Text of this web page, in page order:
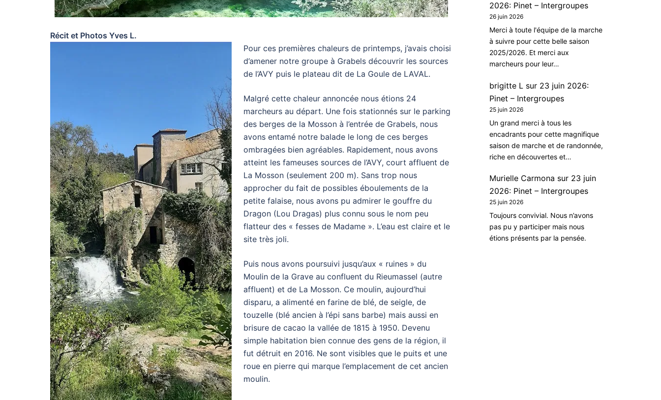
Récit et Photos Yves L.
Pour ces premières chaleurs de printemps, j’avais choisi
d’amener notre groupe à Grabels découvrir les sources
de l’AVY puis le plateau dit de La Goule de LAVAL.
Malgré cette chaleur annoncée nous étions 24
marcheurs au départ. Une fois stationnés sur le parking
des berges de la Mosson à l’entrée de Grabels, nous
avons entamé notre balade le long de ces berges
ombragées bien agréables. Rapidement, nous avons
atteint les fameuses sources de l’AVY, court affluent de
La Mosson (seulement 200 m). Sans trop nous
approcher du fait de possibles éboulements de la
petite falaise, nous avons pu admirer le gouffre du
Dragon (Lou Dragas) plus connu sous le nom peu
flatteur des « fesses de Madame ». L’eau est claire et le
site très joli.
Puis nous avons poursuivi jusqu’aux « ruines » du
Moulin de la Grave au confluent du Rieumassel (autre
affluent) et de La Mosson. Ce moulin, aujourd’hui
disparu, a alimenté en farine de blé, de seigle, de
touzelle (blé ancien à l’épi sans barbe) mais aussi en
brisure de cacao la vallée de 1815 à 1950. Devenu
simple habitation bien connue des gens de la région, il
fut détruit en 2016. Ne sont visibles que le puits et une
roue en pierre qui marque l’emplacement de cet ancien
moulin.
2026: Pinet – Intergroupes
26 juin 2026
Merci à toute l'équipe de la marche
à suivre pour cette belle saison
2025/2026. Et merci aux
marcheurs pour leur…
brigitte L sur 23 juin 2026:
Pinet – Intergroupes
25 juin 2026
Un grand merci à tous les
encadrants pour cette magnifique
saison de marche et de randonnée,
riche en découvertes et…
Murielle Carmona sur 23 juin
2026: Pinet – Intergroupes
25 juin 2026
Toujours convivial. Nous n’avons
pas pu y participer mais nous
étions présents par la pensée.